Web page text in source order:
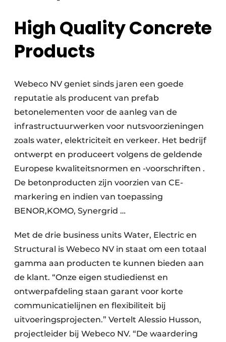
High Quality Concrete
Products
Webeco NV geniet sinds jaren een goede
reputatie als producent van prefab
betonelementen voor de aanleg van de
infrastructuurwerken voor nutsvoorzieningen
zoals water, elektriciteit en verkeer. Het bedrijf
ontwerpt en produceert volgens de geldende
Europese kwaliteitsnormen en -voorschriften .
De betonproducten zijn voorzien van CE-
markering en indien van toepassing
BENOR,KOMO, Synergrid …
Met de drie business units Water, Electric en
Structural is Webeco NV in staat om een totaal
gamma aan producten te kunnen bieden aan
de klant. “Onze eigen studiedienst en
ontwerpafdeling staan garant voor korte
communicatielijnen en flexibiliteit bij
uitvoeringsprojecten.” Vertelt Alessio Husson,
projectleider bij Webeco NV. “De waardering